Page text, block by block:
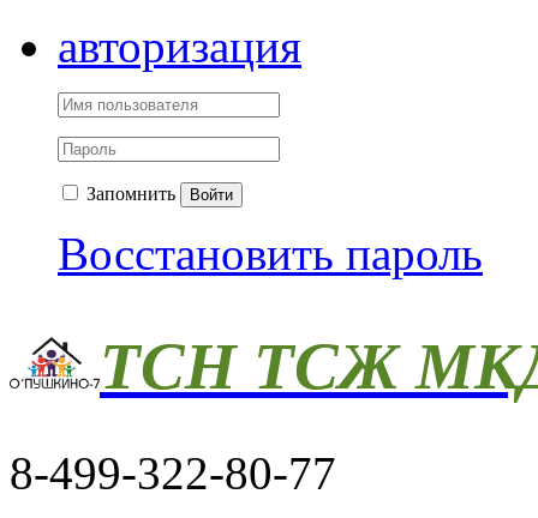
авторизация
Запомнить Войти
Восстановить пароль
ТСН ТСЖ
8-499-322-80-77